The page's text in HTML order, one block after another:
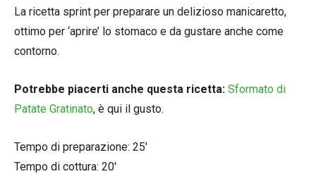
La ricetta sprint per preparare un delizioso manicaretto,
ottimo per ‘aprire’ lo stomaco e da gustare anche come
contorno.
Potrebbe piacerti anche questa ricetta: Sformato di
Patate Gratinato, è qui il gusto.
Tempo di preparazione: 25′
Tempo di cottura: 20′